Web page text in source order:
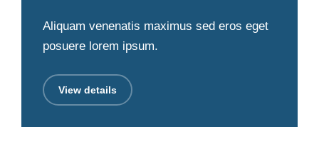
Aliquam venenatis maximus sed eros eget
posuere lorem ipsum.
View details